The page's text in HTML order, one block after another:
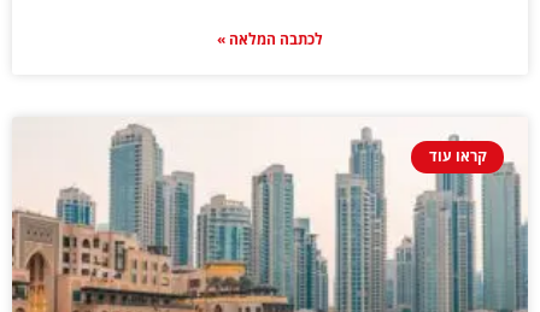
לכתבה המלאה »
קראו עוד